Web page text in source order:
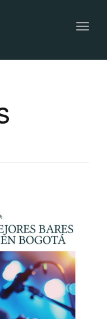
Toggle